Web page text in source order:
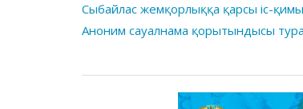
Сыбайлас жемқорлыққа қарсы іс-
Аноним сауалнама қорытындысы